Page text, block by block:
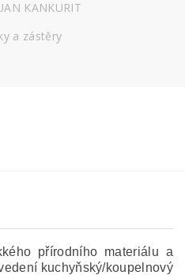
KANKURIT
a zástěry
přírodního materiálu a
kuchyňský/koupelnový